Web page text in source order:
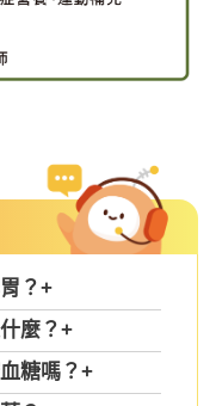
？+
麼？+
糖嗎？+